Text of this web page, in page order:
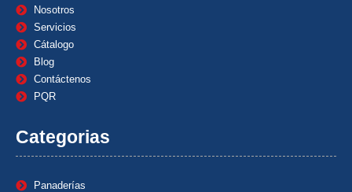
Nosotros
Servicios
Cátalogo
Blog
Contáctenos
PQR
Categorias
Panaderías